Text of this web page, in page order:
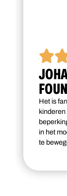
Het is
in het
te